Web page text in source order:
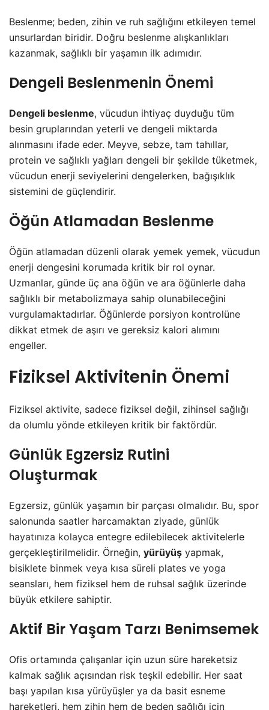
Beslenme; beden, zihin ve ruh sağlığını etkileyen temel
unsurlardan biridir. Doğru beslenme alışkanlıkları
kazanmak, sağlıklı bir yaşamın ilk adımıdır.
Dengeli Beslenmenin Önemi
Dengeli beslenme, vücudun ihtiyaç duyduğu tüm
besin gruplarından yeterli ve dengeli miktarda
alınmasını ifade eder. Meyve, sebze, tam tahıllar,
protein ve sağlıklı yağları dengeli bir şekilde tüketmek,
vücudun enerji seviyelerini dengelerken, bağışıklık
sistemini de güçlendirir.
Öğün Atlamadan Beslenme
Öğün atlamadan düzenli olarak yemek yemek, vücudun
enerji dengesini korumada kritik bir rol oynar.
Uzmanlar, günde üç ana öğün ve ara öğünlerle daha
sağlıklı bir metabolizmaya sahip olunabileceğini
vurgulamaktadırlar. Öğünlerde porsiyon kontrolüne
dikkat etmek de aşırı ve gereksiz kalori alımını
engeller.
Fiziksel Aktivitenin Önemi
Fiziksel aktivite, sadece fiziksel değil, zihinsel sağlığı
da olumlu yönde etkileyen kritik bir faktördür.
Günlük Egzersiz Rutini
Oluşturmak
Egzersiz, günlük yaşamın bir parçası olmalıdır. Bu, spor
salonunda saatler harcamaktan ziyade, günlük
hayatınıza kolayca entegre edilebilecek aktivitelerle
gerçekleştirilmelidir. Örneğin, yürüyüş yapmak,
bisiklete binmek veya kısa süreli plates ve yoga
seansları, hem fiziksel hem de ruhsal sağlık üzerinde
büyük etkilere sahiptir.
Aktif Bir Yaşam Tarzı Benimsemek
Ofis ortamında çalışanlar için uzun süre hareketsiz
kalmak sağlık açısından risk teşkil edebilir. Her saat
başı yapılan kısa yürüyüşler ya da basit esneme
hareketleri, hem zihin hem de beden sağlığı için